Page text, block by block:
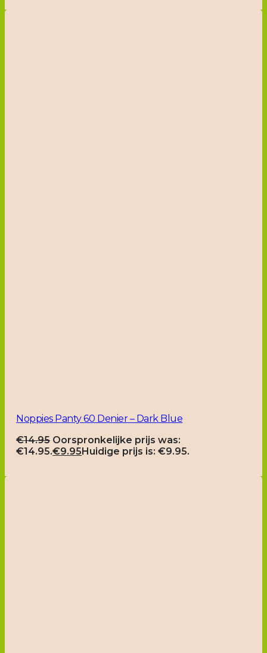
Noppies Panty 60 Denier – Dark Blue
€14.95 Oorspronkelijke prijs was:
€14.95.€9.95 Huidige prijs is: €9.95.